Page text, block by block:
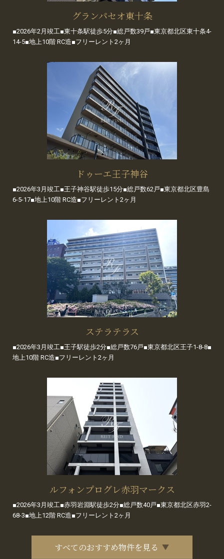
グランパセオ東十条
■2026年2月竣工■東十条駅徒歩5分■総戸数39戸■東京都北区東十条4-
14-5■地上10階 RC造■フリーレント2ヶ月
ドゥーエ王子神谷
■2026年3月竣工■王子神谷駅徒歩15分■総戸数62戸■東京都北区豊島
6-5-17■地上10階 RC造■フリーレント2ヶ月
ステラテラス
■2026年3月竣工■王子駅徒歩2分■総戸数76戸■東京都北区王子1-8-8■
地上10階 RC造■フリーレント2ヶ月
ルフォンプログレ赤羽マークス
■2026年3月竣工■赤羽岩淵駅徒歩2分■総戸数40戸■東京都北区赤羽2-
68-3■地上12階 RC造■フリーレント2ヶ月
すべてのおすすめ物件を見る